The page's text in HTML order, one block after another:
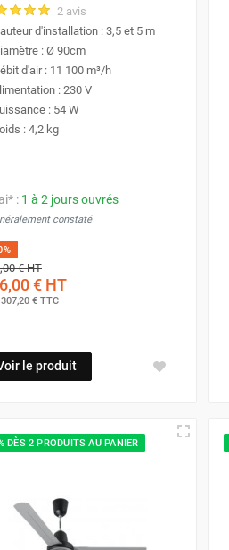
2 avis
d'installation : 3,5 et 5 m
: Ø 90cm
d'air : 11 100 m³/h
: 230 V
: 54 W
: 4,2 kg
: 1 à 2 jours ouvrés
constaté
€HT
€ HT
307,20 € TTC
le produit
DÈS 2 PRODUITS AU PANIER